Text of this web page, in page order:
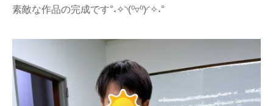
素敵な作品の完成です°˖✧◝(⁰▿⁰)◜✧˖°